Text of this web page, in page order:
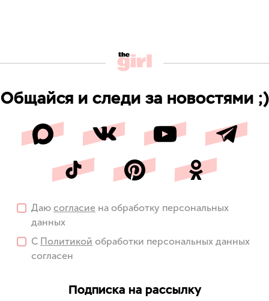
Общайся и следи за новостями ;)
Даю согласие на обработку персональных
данных
С Политикой обработки персональных данных
согласен
Подписка на рассылку